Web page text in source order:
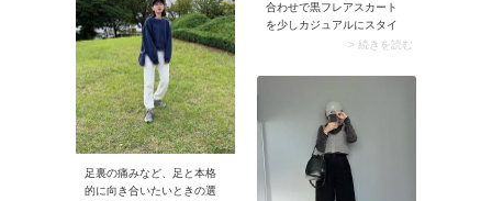
ードスカートがトレンド。
ベーシックなスウェットに
合わせるだけでコーデの鮮
度が高まります。
合わせで黒フレアスカート
を少しカジュアルにスタイ
リング。爽やかなボーダー
ングをおしゃれにまとめて
スを合わせると重心が自然
に上がるので、スタイルア
ップもできます。
> 続きを読む
足裏の痛みなど、足と本格
的に向き合いたいときの選